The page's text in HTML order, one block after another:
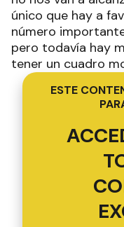
único que hay a
número
pero todavía hay
tener un cuadro
ESTE